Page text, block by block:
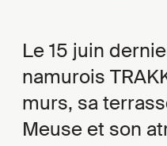
Le 15 juin
namurois
murs, sa
Meuse et son